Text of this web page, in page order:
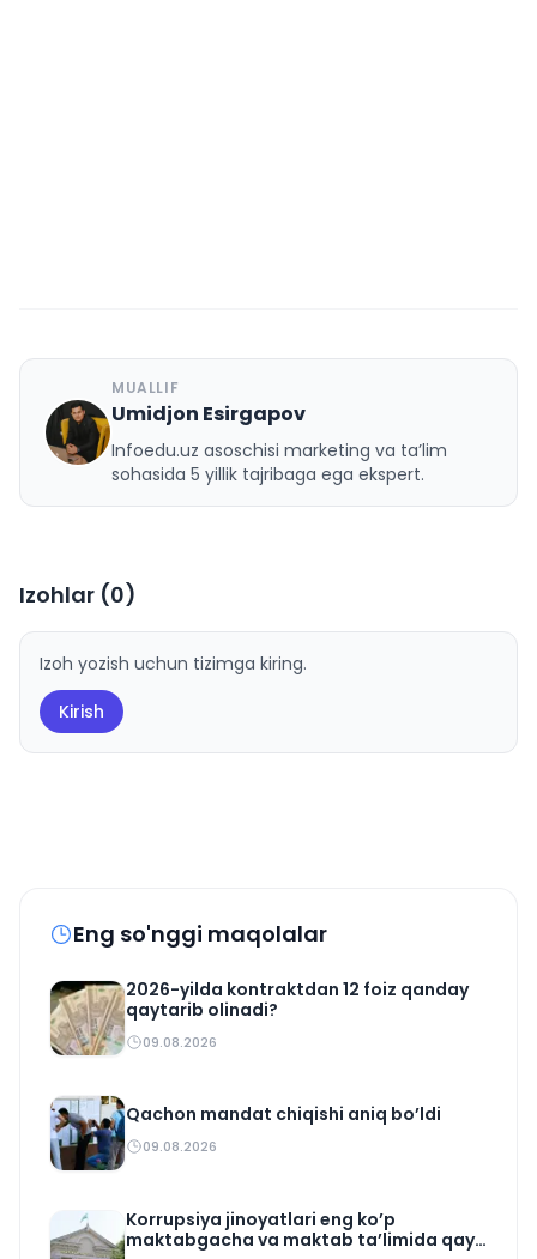
U
MUALLIF
Umidjon Esirgapov
Infoedu.uz asoschisi marketing va ta’lim
sohasida 5 yillik tajribaga ega ekspert.
Izohlar (0)
Izoh yozish uchun tizimga kiring.
Kirish
Eng so'nggi maqolalar
2026-yilda kontraktdan 12 foiz qanday
qaytarib olinadi?
09.08.2026
Qachon mandat chiqishi aniq bo’ldi
09.08.2026
Korrupsiya jinoyatlari eng ko’p
maktabgacha va maktab ta’limida qayd